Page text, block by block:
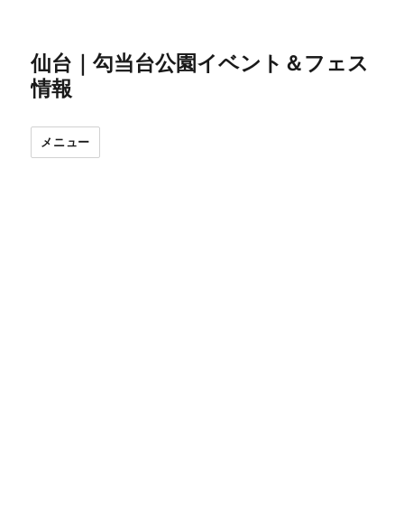
仙台｜勾当台公園イベント＆フェス
情報
メニュー